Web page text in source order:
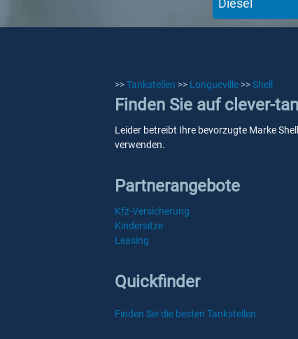
Diesel
>>Tankstellen >> Longueville >>Shell
Finden Sie auf clever-
Leider betreibt Ihre bevorzugte Marke
verwenden.
Partnerangebote
Kfz-Versicherung
Kindersitze
Leasing
Quickfinder
Finden Sie die besten Tankstellen